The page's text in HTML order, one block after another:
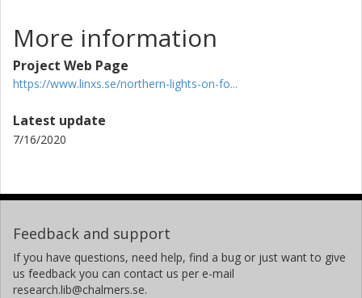
More information
Project Web Page
https://www.linxs.se/northern-lights-on-fo...
Latest update
7/16/2020
Feedback and support
If you have questions, need help, find a bug or just want to give
us feedback you can contact us per e-mail
research.lib@chalmers.se.